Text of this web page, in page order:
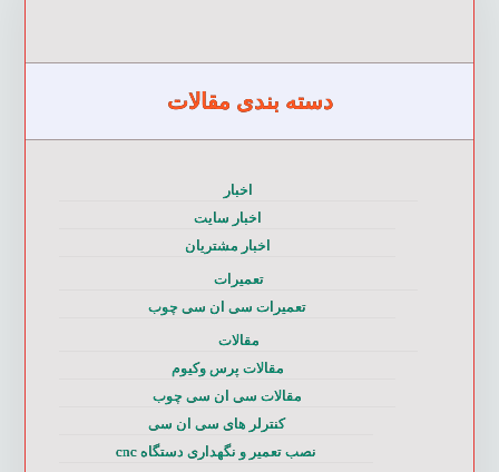
دسته بندی مقالات
اخبار
اخبار سایت
اخبار مشتریان
تعمیرات
تعمیرات سی ان سی چوب
مقالات
مقالات پرس وکیوم
مقالات سی ان سی چوب
کنترلر های سی ان سی
نصب تعمیر و نگهداری دستگاه cnc